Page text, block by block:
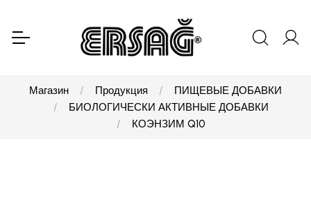
Магазин Продукция
ПИЩЕВЫЕ ДОБАВКИ
БИОЛОГИЧЕСКИ АКТИВНЫЕ ДОБАВКИ
КОЭНЗИМ Q10